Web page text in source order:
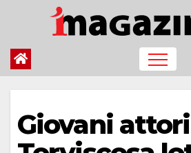
contenuto
Giovani